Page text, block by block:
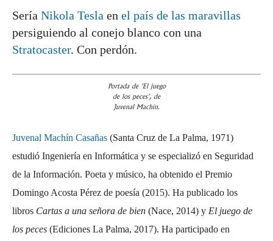
Sería Nikola Tesla en el país de las maravillas
persiguiendo al conejo blanco con una
Stratocaster. Con perdón.
Portada de ‘El juego
de los peces’, de
Juvenal Machín.
Juvenal Machín Casañas (Santa Cruz de La Palma, 1971)
estudió Ingeniería en Informática y se especializó en Seguridad
de la Información. Poeta y músico, ha obtenido el Premio
Domingo Acosta Pérez de poesía (2015). Ha publicado los
libros Cartas a una señora de bien (Nace, 2014) y El juego de
los peces (Ediciones La Palma, 2017). Ha participado en